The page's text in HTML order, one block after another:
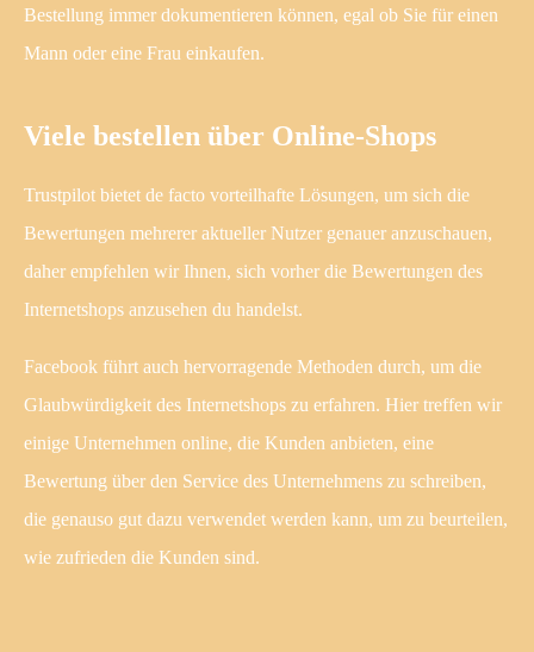
Bestellung immer dokumentieren können, egal ob Sie für einen
Mann oder eine Frau einkaufen.
Viele bestellen über Online-Shops
Trustpilot bietet de facto vorteilhafte Lösungen, um sich die
Bewertungen mehrerer aktueller Nutzer genauer anzuschauen,
daher empfehlen wir Ihnen, sich vorher die Bewertungen des
Internetshops anzusehen du handelst.
Facebook führt auch hervorragende Methoden durch, um die
Glaubwürdigkeit des Internetshops zu erfahren. Hier treffen wir
einige Unternehmen online, die Kunden anbieten, eine
Bewertung über den Service des Unternehmens zu schreiben,
die genauso gut dazu verwendet werden kann, um zu beurteilen,
wie zufrieden die Kunden sind.